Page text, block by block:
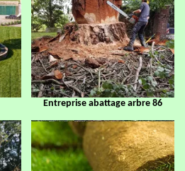
Entreprise abattage arbre 86